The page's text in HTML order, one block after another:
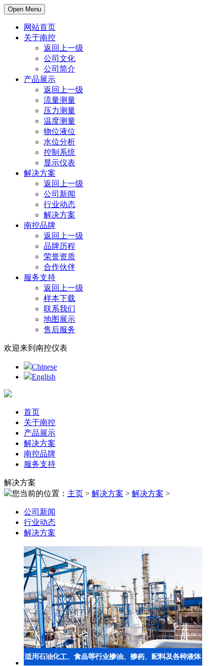
Open Menu
网站首页
关于南控
返回上一级
公司文化
公司简介
产品展示
返回上一级
流量测量
压力测量
温度测量
物位液位
水位分析
控制系统
显示仪表
解决方案
返回上一级
公司新闻
行业动态
解决方案
南控品牌
返回上一级
品牌历程
荣誉资质
合作伙伴
服务支持
返回上一级
样本下载
联系我们
地图展示
售后服务
欢迎来到南控仪表
Chinese
English
首页
关于南控
产品展示
解决方案
南控品牌
服务支持
解决方案
您当前的位置： 主页 > 解决方案 > 解决方案 >
公司新闻
行业动态
解决方案